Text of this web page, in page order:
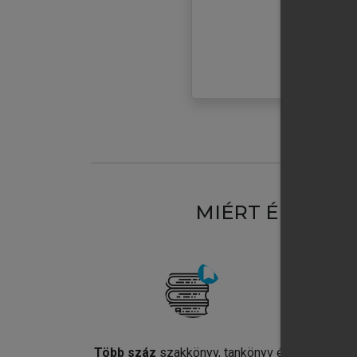
MIÉRT
Több száz szakkönyv, tankönyv és